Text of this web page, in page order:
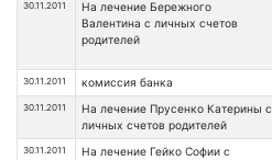
30.11.2011
На лечение Бережного
Валентина с личных счетов
родителей
30.11.2011 комиссия банка
30.11.2011
На лечение Прусенко Катерины с
личных счетов родителей
30.11.2011
На лечение Гейко Софии с